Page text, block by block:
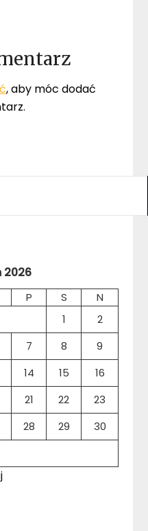
, aby móc dodać
2026
P S
N
1
2
7 8
9
14 15
16
21 22
23
28 29
30